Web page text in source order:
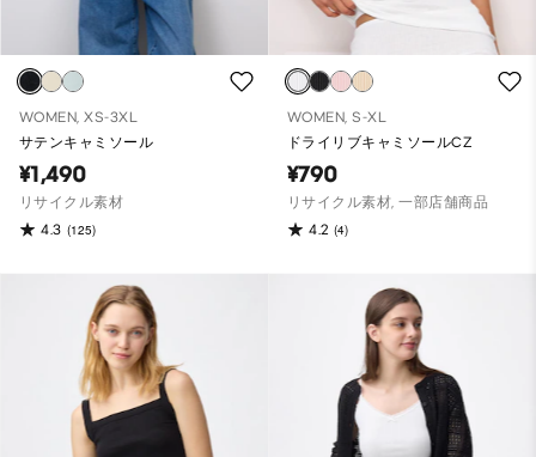
WOMEN, XS-3XL
サテンキャミソール
¥1,490
リサイクル素材
4.3 (125)
WOMEN, S-XL
ドライリブキャミソールCZ
¥790
リサイクル素材, 一部店舗商品
4.2 (4)